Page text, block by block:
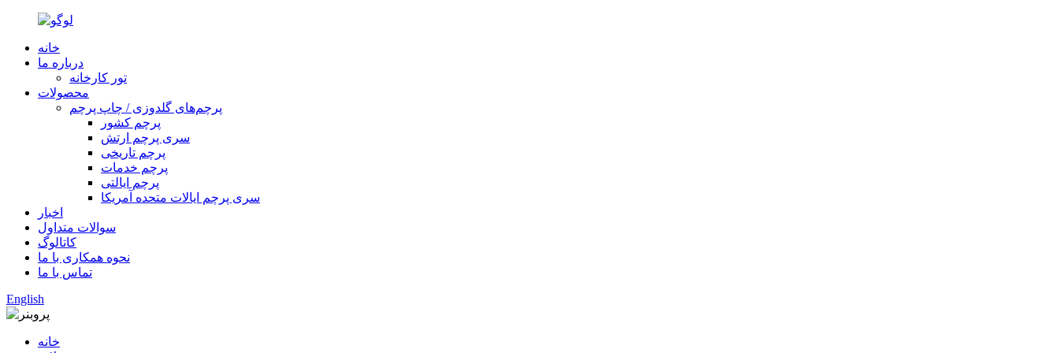
خانه
درباره ما
تور کارخانه
محصولات
پرچم‌های گلدوزی / چاپ پرچم
پرچم کشور
سری پرچم ارتش
پرچم تاریخی
پرچم خدمات
پرچم ایالتی
سری پرچم ایالات متحده آمریکا
اخبار
سوالات متداول
کاتالوگ
نحوه همکاری با ما
تماس با ما
English
خانه